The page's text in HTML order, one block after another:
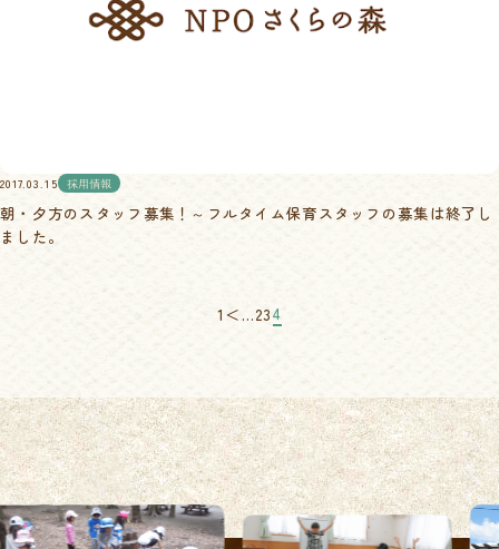
2017.03.15 採用情報
朝・夕方のスタッフ募集！～フルタイム保育スタッフの募集は終了し
ました。
1 ＜…234